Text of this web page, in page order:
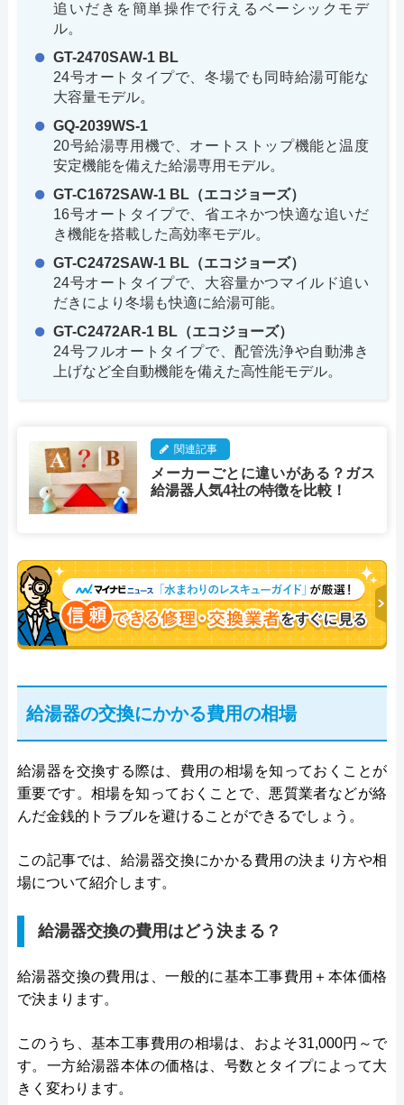
追いだきを簡単操作で行えるベーシックモデ
ル。
GT-2470SAW-1 BL
24号オートタイプで、冬場でも同時給湯可能な
大容量モデル。
GQ-2039WS-1
20号給湯専用機で、オートストップ機能と温度
安定機能を備えた給湯専用モデル。
GT-C1672SAW-1 BL（エコジョーズ）
16号オートタイプで、省エネかつ快適な追いだ
き機能を搭載した高効率モデル。
GT-C2472SAW-1 BL（エコジョーズ）
24号オートタイプで、大容量かつマイルド追い
だきにより冬場も快適に給湯可能。
GT-C2472AR-1 BL（エコジョーズ）
24号フルオートタイプで、配管洗浄や自動沸き
上げなど全自動機能を備えた高性能モデル。
関連記事
メーカーごとに違いがある？ガス
給湯器人気4社の特徴を比較！
給湯器の交換にかかる費用の相場
給湯器を交換する際は、費用の相場を知っておくことが
重要です。相場を知っておくことで、悪質業者などが絡
んだ金銭的トラブルを避けることができるでしょう。
この記事では、給湯器交換にかかる費用の決まり方や相
場について紹介します。
給湯器交換の費用はどう決まる？
給湯器交換の費用は、一般的に基本工事費用＋本体価格
で決まります。
このうち、基本工事費用の相場は、およそ31,000円～で
す。一方給湯器本体の価格は、号数とタイプによって大
きく変わります。